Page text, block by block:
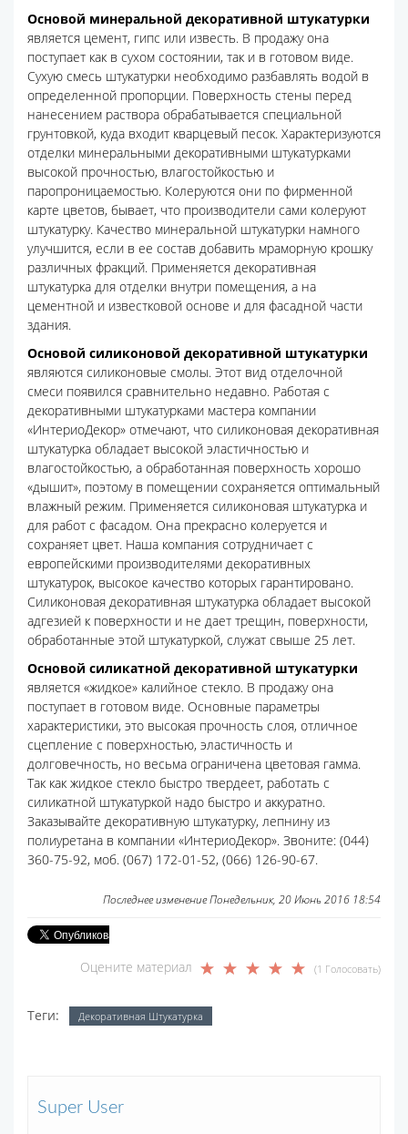
Основой минеральной декоративной штукатурки
является цемент, гипс или известь. В продажу она
поступает как в сухом состоянии, так и в готовом виде.
Сухую смесь штукатурки необходимо разбавлять водой в
определенной пропорции. Поверхность стены перед
нанесением раствора обрабатывается специальной
грунтовкой, куда входит кварцевый песок. Характеризуются
отделки минеральными декоративными штукатурками
высокой прочностью, влагостойкостью и
паропроницаемостью. Колеруются они по фирменной
карте цветов, бывает, что производители сами колеруют
штукатурку. Качество минеральной штукатурки намного
улучшится, если в ее состав добавить мраморную крошку
различных фракций. Применяется декоративная
штукатурка для отделки внутри помещения, а на
цементной и известковой основе и для фасадной части
здания.
Основой силиконовой декоративной штукатурки
являются силиконовые смолы. Этот вид отделочной
смеси появился сравнительно недавно. Работая с
декоративными штукатурками мастера компании
«ИнтериоДекор» отмечают, что силиконовая декоративная
штукатурка обладает высокой эластичностью и
влагостойкостью, а обработанная поверхность хорошо
«дышит», поэтому в помещении сохраняется оптимальный
влажный режим. Применяется силиконовая штукатурка и
для работ с фасадом. Она прекрасно колеруется и
сохраняет цвет. Наша компания сотрудничает с
европейскими производителями декоративных
штукатурок, высокое качество которых гарантировано.
Силиконовая декоративная штукатурка обладает высокой
адгезией к поверхности и не дает трещин, поверхности,
обработанные этой штукатуркой, служат свыше 25 лет.
Основой силикатной декоративной штукатурки
является «жидкое» калийное стекло. В продажу она
поступает в готовом виде. Основные параметры
характеристики, это высокая прочность слоя, отличное
сцепление с поверхностью, эластичность и
долговечность, но весьма ограничена цветовая гамма.
Так как жидкое стекло быстро твердеет, работать с
силикатной штукатуркой надо быстро и аккуратно.
Заказывайте декоративную штукатурку, лепнину из
полиуретана в компании «ИнтериоДекор». Звоните: (044)
360-75-92, моб. (067) 172-01-52, (066) 126-90-67.
Последнее изменение Понедельник, 20 Июнь 2016 18:54
Оцените материал (1 Голосовать)
Теги: Декоративная Штукатурка
Super User